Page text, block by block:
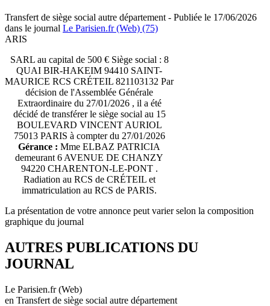
Transfert de siège social autre département - Publiée le 17/06/2026
dans le journal Le Parisien.fr (Web) (75)
ARIS
SARL au capital de 500 € Siège social : 8
QUAI BIR-HAKEIM 94410 SAINT-
MAURICE RCS CRÉTEIL 821103132 Par
décision de l'Assemblée Générale
Extraordinaire du 27/01/2026 , il a été
décidé de transférer le siège social au 15
BOULEVARD VINCENT AURIOL
75013 PARIS à compter du 27/01/2026
Gérance : Mme ELBAZ PATRICIA
demeurant 6 AVENUE DE CHANZY
94220 CHARENTON-LE-PONT .
Radiation au RCS de CRÉTEIL et
immatriculation au RCS de PARIS.
La présentation de votre annonce peut varier selon la composition
graphique du journal
AUTRES PUBLICATIONS DU
JOURNAL
Le Parisien.fr (Web)
en Transfert de siège social autre département